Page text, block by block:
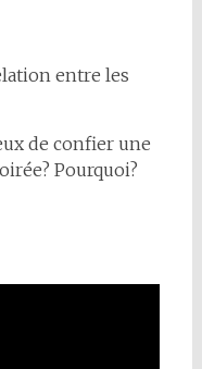
entre les
de confier une
Pourquoi?